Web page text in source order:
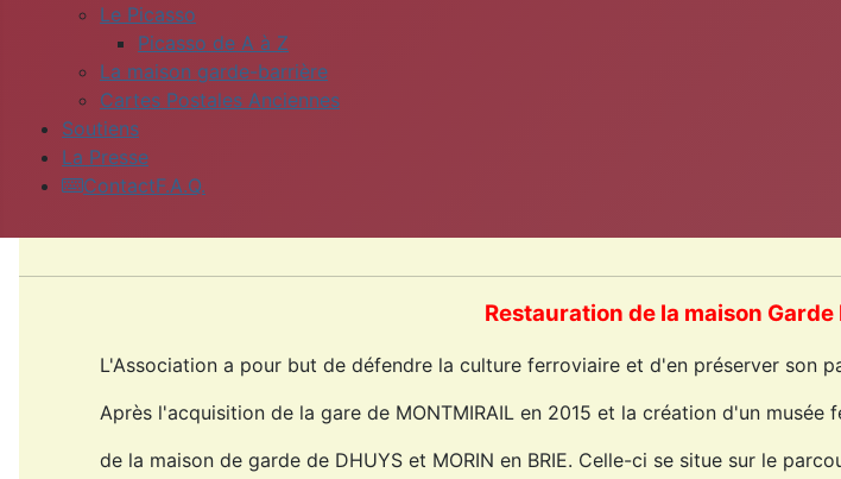
Le Picasso
Picasso de A à Z
La maison garde-barrière
Cartes Postales Anciennes
Soutiens
La Presse
ContactF.A.Q.
Restauration de la maison
L'Association a pour but de défendre la culture ferroviaire et d'en préserver son
Après l'acquisition de la gare de MONTMIRAIL en 2015 et la création d'un
de la maison de garde de DHUYS et MORIN en BRIE. Celle-ci se situe sur le